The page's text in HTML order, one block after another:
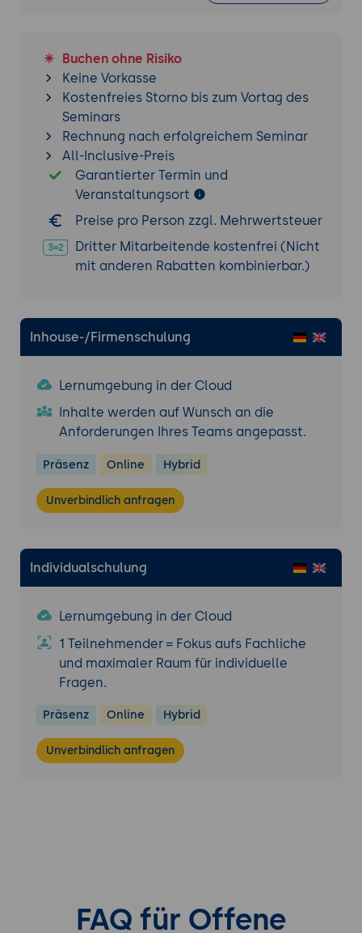
Buchen ohne Risiko
Keine Vorkasse
Kostenfreies Storno bis zum Vortag des
Seminars
Rechnung nach erfolgreichem Seminar
All-Inclusive-Preis
Garantierter Termin und
Veranstaltungsort
Preise pro Person zzgl. Mehrwertsteuer
Dritter Mitarbeitende kostenfrei (Nicht
mit anderen Rabatten kombinierbar.)
Inhouse-/Firmenschulung
Lernumgebung in der Cloud
Inhalte werden auf Wunsch an die
Anforderungen Ihres Teams angepasst.
Präsenz Online Hybrid
Unverbindlich anfragen
Individualschulung
Lernumgebung in der Cloud
1 Teilnehmender = Fokus aufs Fachliche
und maximaler Raum für individuelle
Fragen.
Präsenz Online Hybrid
Unverbindlich anfragen
FAQ für Offene